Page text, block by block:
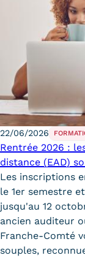
BFC
Quoi de
Contact
22/06/2026
Rentrée 2026 :
distance (EAD)
Les inscriptions
le 1er semestre
jusqu'au 12
ancien auditeur
Franche-Comté
souples,